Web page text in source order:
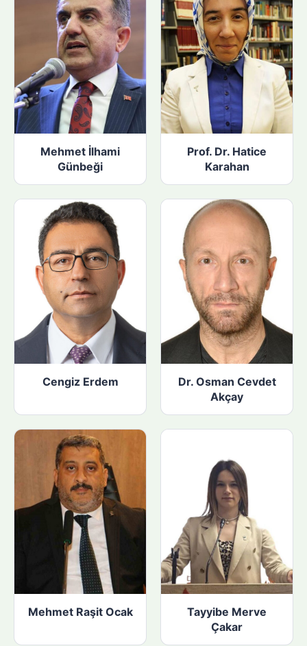
Mehmet İlhami
Günbeği
Prof. Dr. Hatice
Karahan
Cengiz Erdem
Dr. Osman Cevdet
Akçay
Mehmet Raşit Ocak
Tayyibe Merve
Çakar